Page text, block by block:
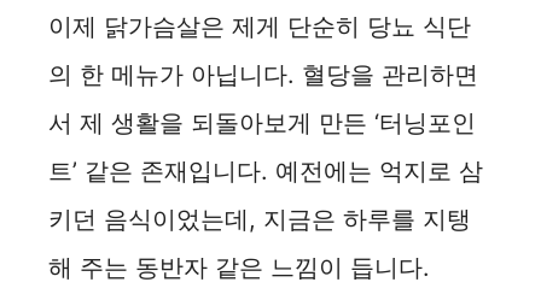
이제 닭가슴살은 제게 단순히 당뇨 식단
의 한 메뉴가 아닙니다. 혈당을 관리하면
서 제 생활을 되돌아보게 만든 ‘터닝포인
트’ 같은 존재입니다. 예전에는 억지로 삼
키던 음식이었는데, 지금은 하루를 지탱
해 주는 동반자 같은 느낌이 듭니다.